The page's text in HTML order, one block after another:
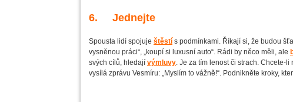
6. Jednejte
Spousta lidí spojuje štěstí s podmínkami. Říkají si, že budou
vysněnou práci“, „koupí si luxusní auto“. Rádi by něco měli, ale
svých cílů, hledají výmluvy. Je za tím lenost či strach. Chcete-li
vysílá zprávu Vesmíru: „Myslím to vážně!“. Podnikněte kroky,